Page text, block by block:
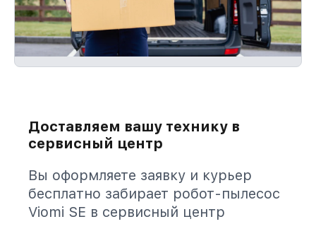
Доставляем вашу технику в
сервисный центр
Вы оформляете заявку и курьер
бесплатно забирает робот-пылесос
Viomi SE в сервисный центр